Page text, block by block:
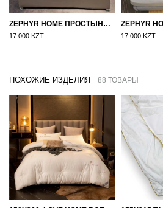
ZEPHYR HOME ПРОСТЫНЯ НА РЕЗИНКЕ ЕГИПЕТСКИЙ ХЛОПОК 160X200 БЕЛЫЙ
17 000 KZT 17 000 KZT
ПОХОЖИЕ ИЗДЕЛИЯ 88 ТОВАРЫ